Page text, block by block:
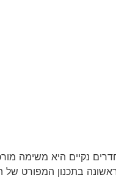
נקיים היא משימה
בתכנון המפורט של